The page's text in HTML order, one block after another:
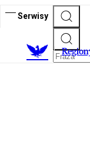
Serwisy
R